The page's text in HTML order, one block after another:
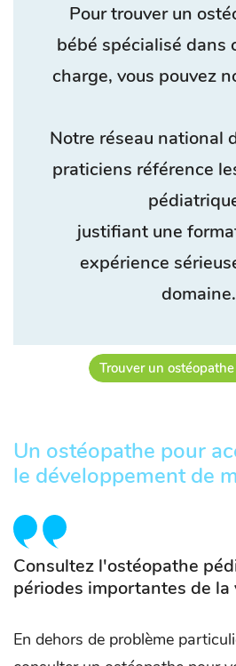
Pour trouver un
bébé spécialisé dans
charge, vous pouvez
Notre réseau national
praticiens référence
justifiant une
expérience
domaine.
Trouver un
Un ostéopathe pour
le développement de
Consultez l'ostéopathe
périodes importantes de la
En dehors de problème